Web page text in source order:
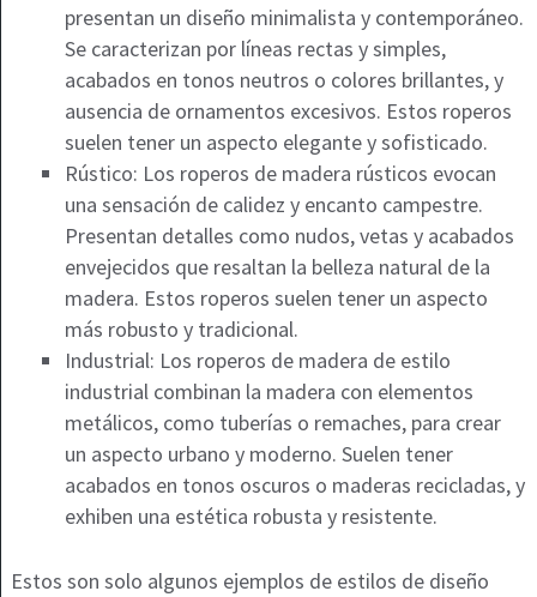
presentan un diseño minimalista y contemporáneo.
Se caracterizan por líneas rectas y simples,
acabados en tonos neutros o colores brillantes, y
ausencia de ornamentos excesivos. Estos roperos
suelen tener un aspecto elegante y sofisticado.
Rústico: Los roperos de madera rústicos evocan
una sensación de calidez y encanto campestre.
Presentan detalles como nudos, vetas y acabados
envejecidos que resaltan la belleza natural de la
madera. Estos roperos suelen tener un aspecto
más robusto y tradicional.
Industrial: Los roperos de madera de estilo
industrial combinan la madera con elementos
metálicos, como tuberías o remaches, para crear
un aspecto urbano y moderno. Suelen tener
acabados en tonos oscuros o maderas recicladas, y
exhiben una estética robusta y resistente.
Estos son solo algunos ejemplos de estilos de diseño